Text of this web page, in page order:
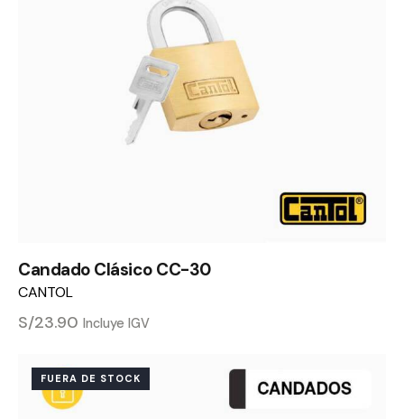
Candado Clásico CC-30
CANTOL
S/23.90 Incluye IGV
FUERA DE STOCK